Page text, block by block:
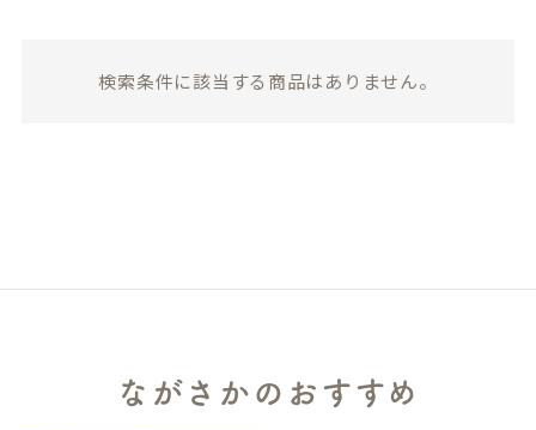
検索条件に該当する商品はありません。
ながさかのおすすめ